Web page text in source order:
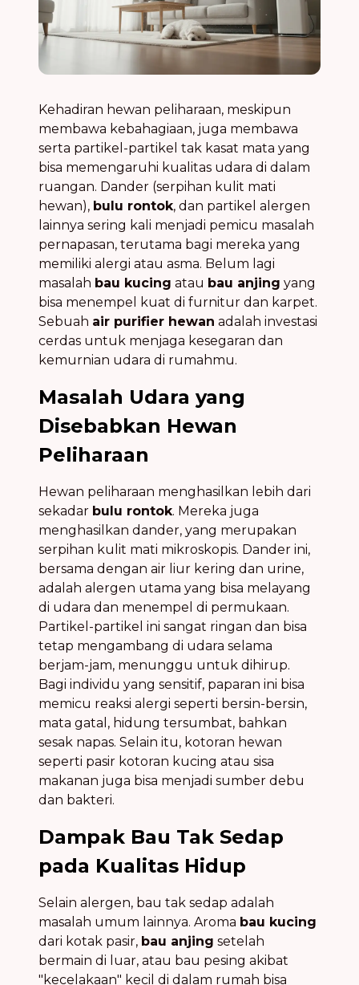
Kehadiran hewan peliharaan, meskipun
membawa kebahagiaan, juga membawa
serta partikel-partikel tak kasat mata yang
bisa memengaruhi kualitas udara di dalam
ruangan. Dander (serpihan kulit mati
hewan), bulu rontok, dan partikel alergen
lainnya sering kali menjadi pemicu masalah
pernapasan, terutama bagi mereka yang
memiliki alergi atau asma. Belum lagi
masalah bau kucing atau bau anjing yang
bisa menempel kuat di furnitur dan karpet.
Sebuah air purifier hewan adalah investasi
cerdas untuk menjaga kesegaran dan
kemurnian udara di rumahmu.
Masalah Udara yang
Disebabkan Hewan
Peliharaan
Hewan peliharaan menghasilkan lebih dari
sekadar bulu rontok. Mereka juga
menghasilkan dander, yang merupakan
serpihan kulit mati mikroskopis. Dander ini,
bersama dengan air liur kering dan urine,
adalah alergen utama yang bisa melayang
di udara dan menempel di permukaan.
Partikel-partikel ini sangat ringan dan bisa
tetap mengambang di udara selama
berjam-jam, menunggu untuk dihirup.
Bagi individu yang sensitif, paparan ini bisa
memicu reaksi alergi seperti bersin-bersin,
mata gatal, hidung tersumbat, bahkan
sesak napas. Selain itu, kotoran hewan
seperti pasir kotoran kucing atau sisa
makanan juga bisa menjadi sumber debu
dan bakteri.
Dampak Bau Tak Sedap
pada Kualitas Hidup
Selain alergen, bau tak sedap adalah
masalah umum lainnya. Aroma bau kucing
dari kotak pasir, bau anjing setelah
bermain di luar, atau bau pesing akibat
"kecelakaan" kecil di dalam rumah bisa